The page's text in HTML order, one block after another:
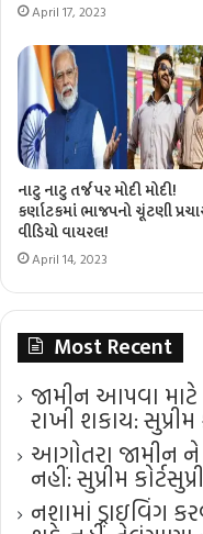
April 17, 2023
નાટુ નાટુ તર્જ પર મોદી મોદી!
કર્ણાટકમાં ભાજપનો ચૂંટણી
વીડિયો વાયરલ!
April 14, 2023
Most Recent
જામીન આપવા
રાખી શકાય: સુપ્રીમ
આગોતરા જામીન ને
નહીં: સુપ્રીમ
નશામાં ડ્રાઇવિંગ